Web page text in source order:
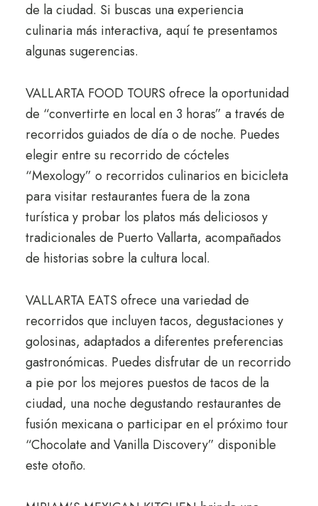
de la ciudad. Si buscas una experiencia
culinaria más interactiva, aquí te presentamos
algunas sugerencias.
VALLARTA FOOD TOURS ofrece la oportunidad
de “convertirte en local en 3 horas” a través de
recorridos guiados de día o de noche. Puedes
elegir entre su recorrido de cócteles
“Mexology” o recorridos culinarios en bicicleta
para visitar restaurantes fuera de la zona
turística y probar los platos más deliciosos y
tradicionales de Puerto Vallarta, acompañados
de historias sobre la cultura local.
VALLARTA EATS ofrece una variedad de
recorridos que incluyen tacos, degustaciones y
golosinas, adaptados a diferentes preferencias
gastronómicas. Puedes disfrutar de un recorrido
a pie por los mejores puestos de tacos de la
ciudad, una noche degustando restaurantes de
fusión mexicana o participar en el próximo tour
“Chocolate and Vanilla Discovery” disponible
este otoño.